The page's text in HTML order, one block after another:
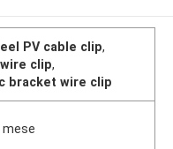
PV cable clip,
clip,
bracket wire clip
mese